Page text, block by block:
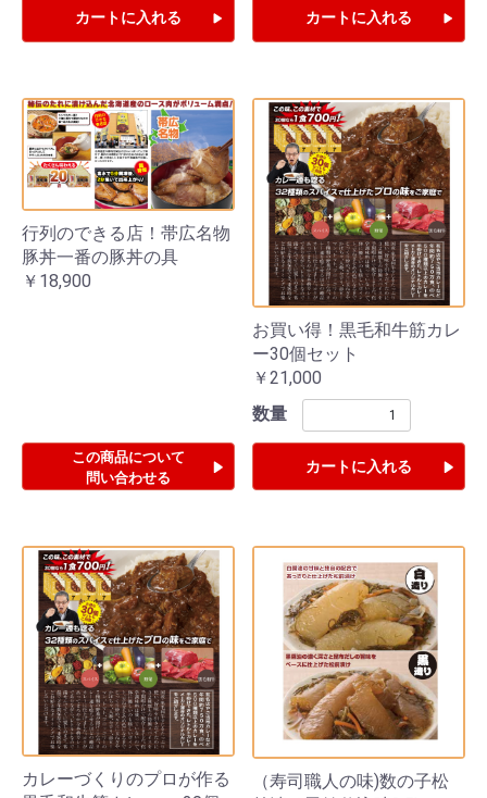
カートに入れる カートに入れる
行列のできる店！帯広名物
豚丼一番の豚丼の具
￥18,900
この商品について
問い合わせる
お買い得！黒毛和牛筋カレ
ー30個セット
￥21,000
数量
カートに入れる
カレーづくりのプロが作る
（寿司職人の味)数の子松